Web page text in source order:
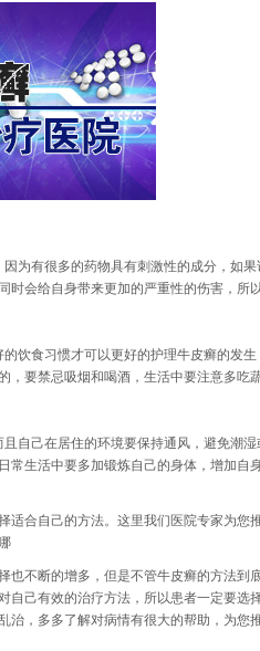
为有很多的药物具有刺激性的成分，如
会给自身带来更加的严重性的伤害，所
饮食习惯才可以更好的护理牛皮癣的发
要禁忌吸烟和喝酒，生活中要注意多吃
自己在居住的环境要保持通风，避免潮
生活中要多加锻炼自己的身体，增加自
适合自己的方法。这里我们医院专家为您
也不断的增多，但是不管牛皮癣的方法到
己有效的治疗方法，所以患者一定要选
，多多了解对病情有很大的帮助，为您